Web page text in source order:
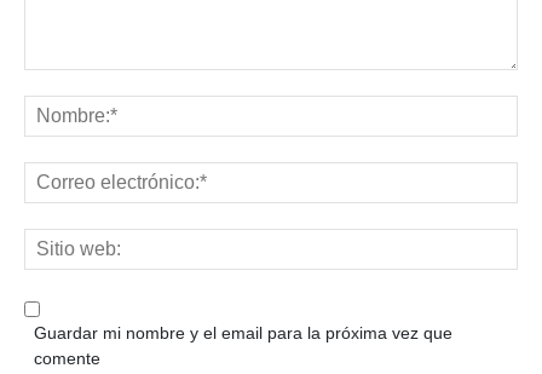
Guardar mi nombre y el email para la próxima vez que
comente